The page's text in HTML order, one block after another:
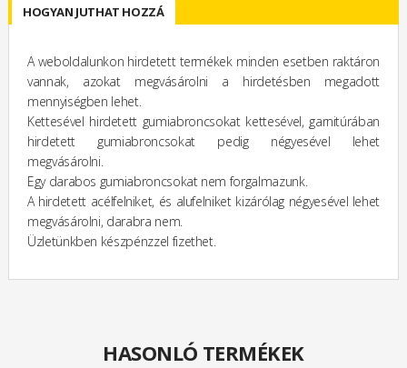
HOGYAN JUTHAT HOZZÁ
A weboldalunkon hirdetett termékek minden esetben raktáron
vannak, azokat megvásárolni a hirdetésben megadott
mennyiségben lehet.
Kettesével hirdetett gumiabroncsokat kettesével, garnitúrában
hirdetett gumiabroncsokat pedig négyesével lehet
megvásárolni.
Egy darabos gumiabroncsokat nem forgalmazunk.
A hirdetett acélfelniket, és alufelniket kizárólag négyesével lehet
megvásárolni, darabra nem.
Üzletünkben készpénzzel fizethet.
HASONLÓ TERMÉKEK